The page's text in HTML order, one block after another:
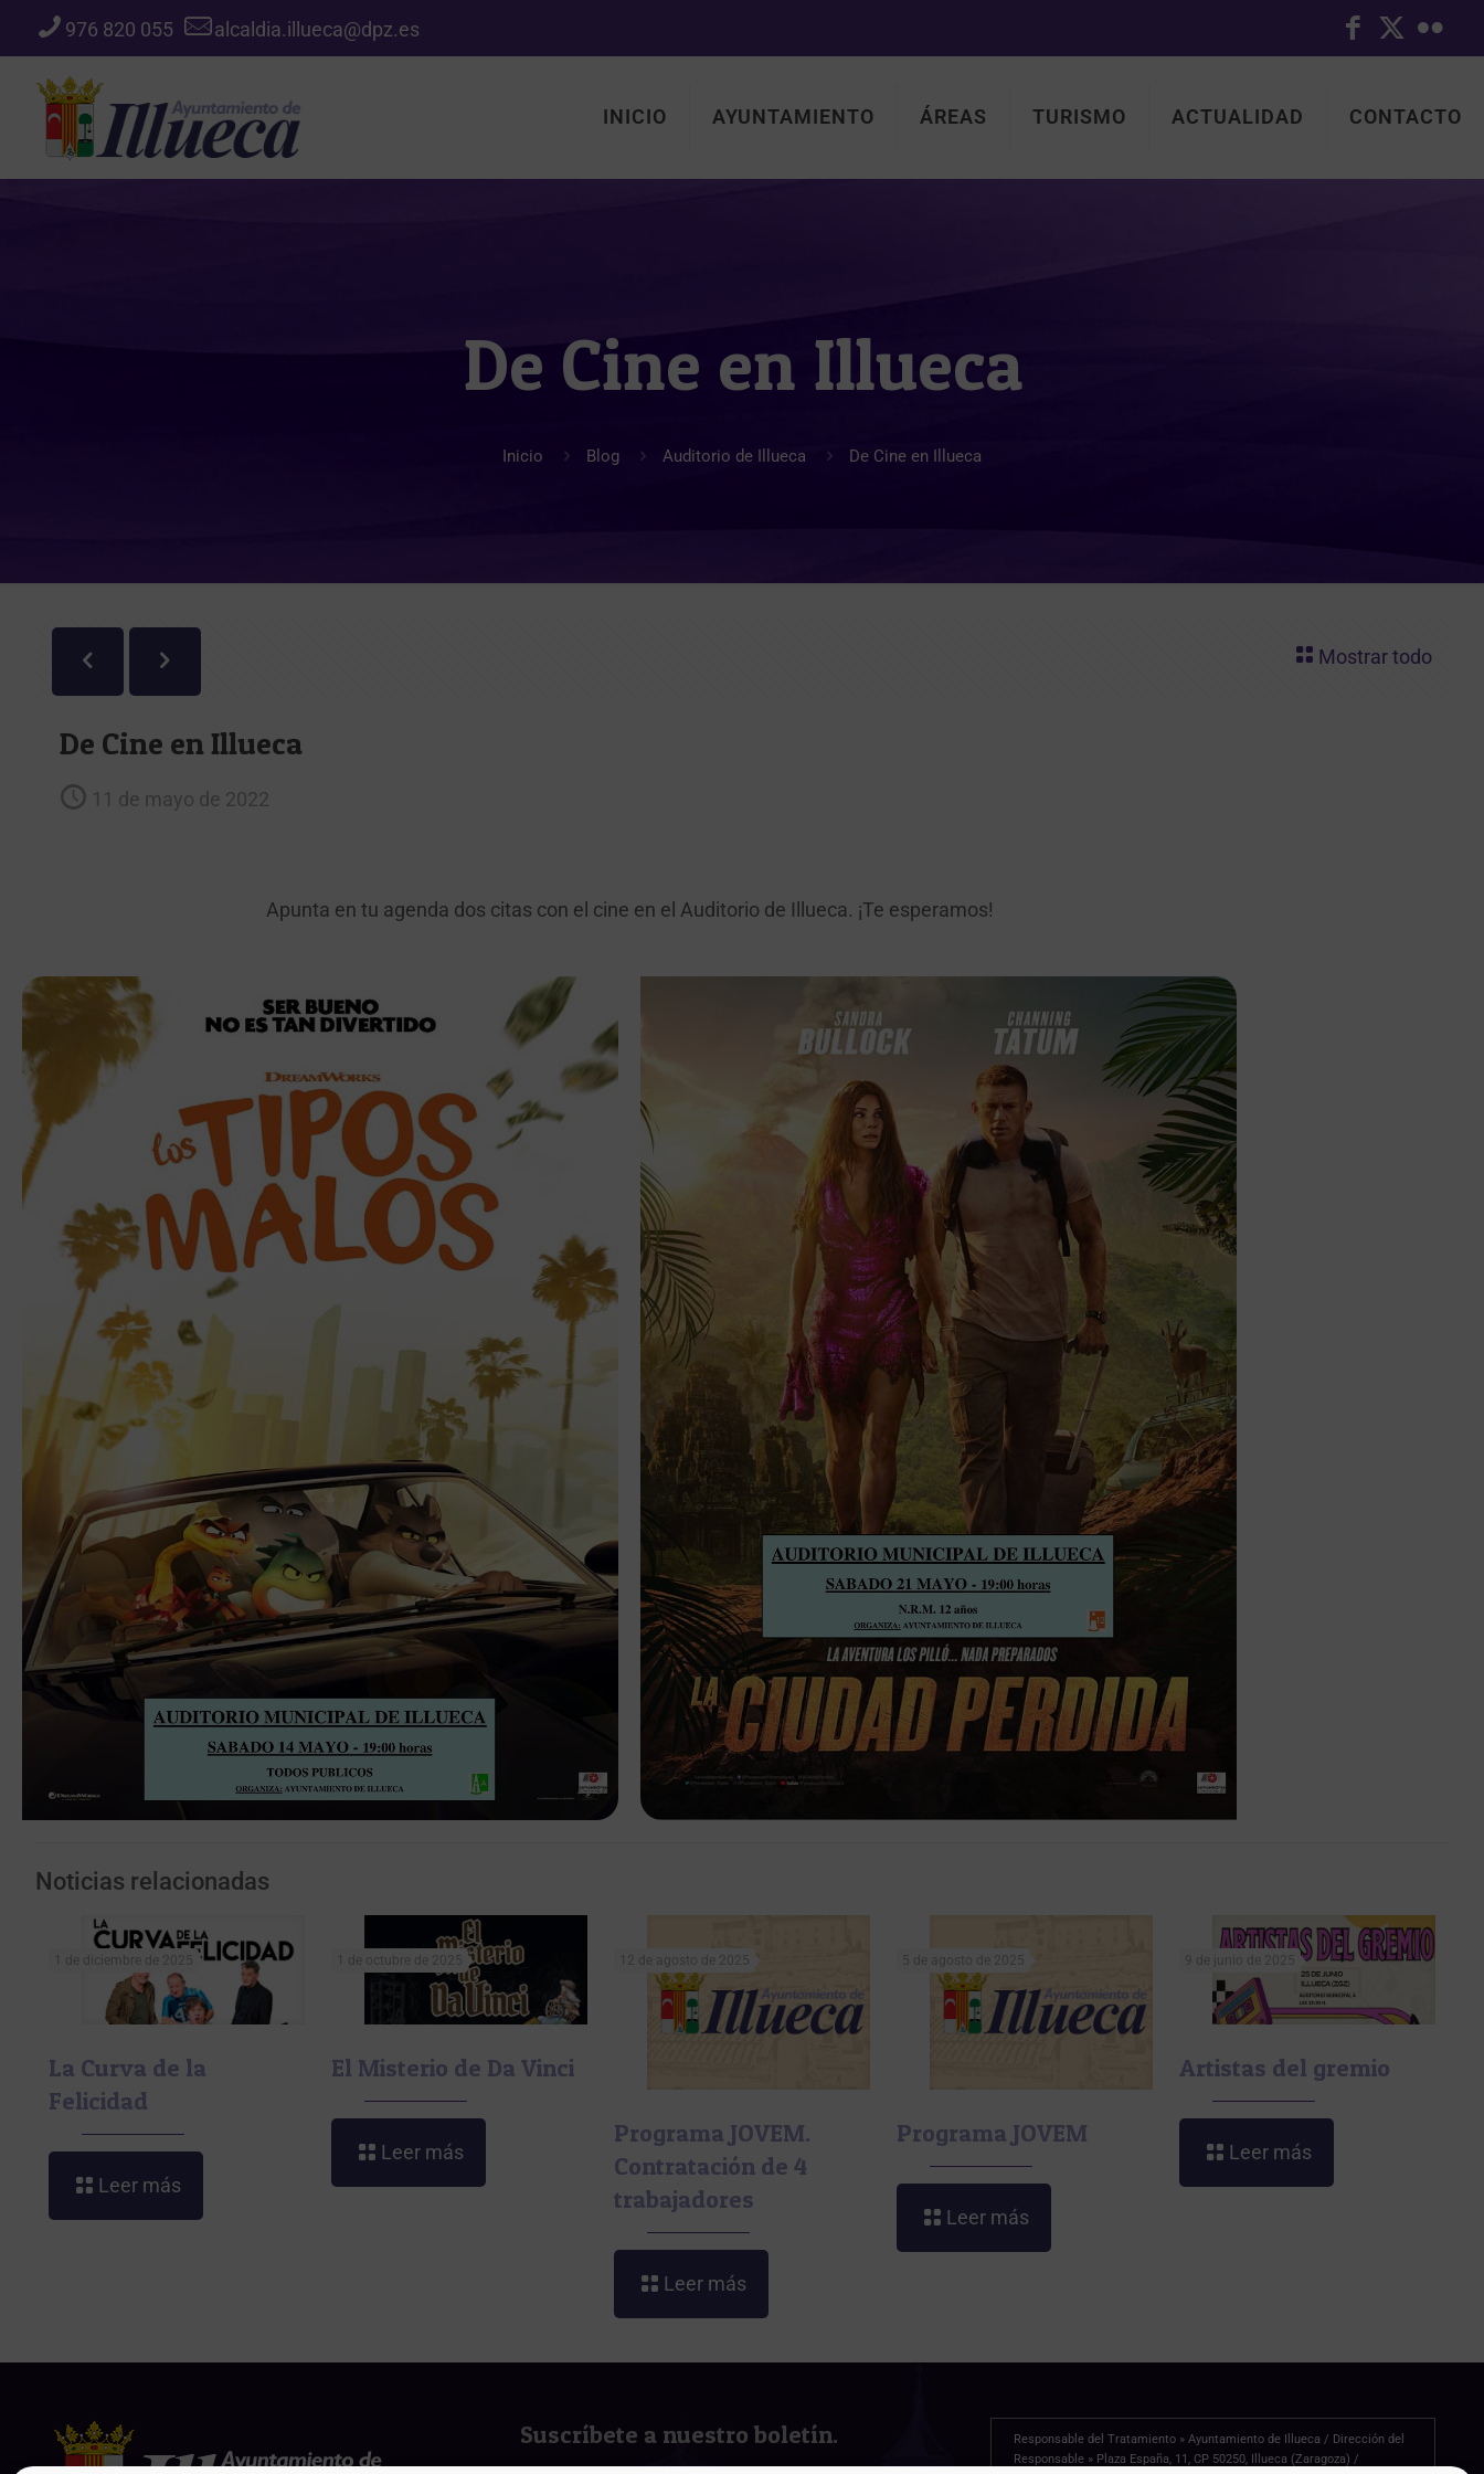
976 820 055 alcaldia.illueca@dpz.es
INICIO AYUNTAMIENTO ÁREAS TURISMO ACTUALIDAD CONTACTO
De Cine en Illueca
Inicio Blog Auditorio de Illueca De Cine en Illueca
Mostrar todo
De Cine en Illueca
11 de mayo de 2022
Apunta en tu agenda dos citas con el cine en el Auditorio de Illueca. ¡Te esperamos!
Noticias relacionadas
1 de diciembre de 2025
La Curva de la
Felicidad
Leer más
1 de octubre de 2025
El Misterio de Da Vinci
Leer más
12 de agosto de 2025
Programa JOVEM.
Contratación de 4
trabajadores
Leer más
5 de agosto de 2025
Programa JOVEM
Leer más
9 de junio de 2025
Artistas del gremio
Leer más
Suscríbete a nuestro boletín.
Responsable del Tratamiento » Ayuntamiento de Illueca / Dirección del
Responsable » Plaza España, 11, CP 50250, Illueca (Zaragoza) /